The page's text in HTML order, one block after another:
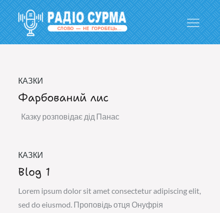
Перейти
до
вмісту
Радіо СУРМА
КАЗКИ
Фарбований лис
Казку розповідає дід Панас
КАЗКИ
Blog 1
Lorem ipsum dolor sit amet consectetur adipiscing elit,
sed do eiusmod. Проповідь отця Онуфрія